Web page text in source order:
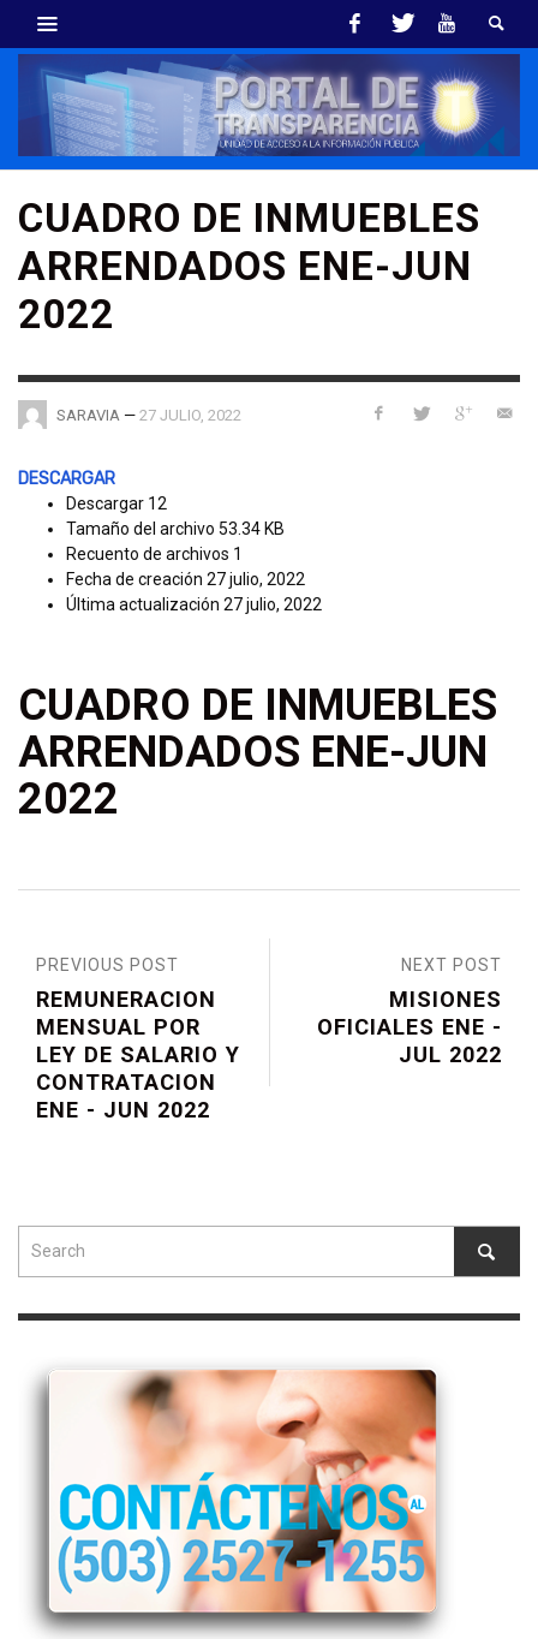
CUADRO DE INMUEBLES
ARRENDADOS ENE-JUN
2022
SARAVIA — 27 JULIO, 2022
DESCARGAR
Descargar 12
Tamaño del archivo 53.34 KB
Recuento de archivos 1
Fecha de creación 27 julio, 2022
Última actualización 27 julio, 2022
CUADRO DE INMUEBLES
ARRENDADOS ENE-JUN
2022
NEXT POST
MISIONES
OFICIALES ENE -
JUL 2022
PREVIOUS POST
REMUNERACION
MENSUAL POR
LEY DE SALARIO Y
CONTRATACION
ENE - JUN 2022